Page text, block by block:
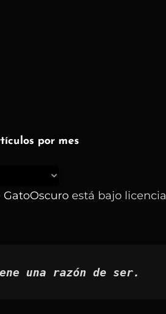
por mes
GatoOscuro está bajo licencia
una razón de ser.